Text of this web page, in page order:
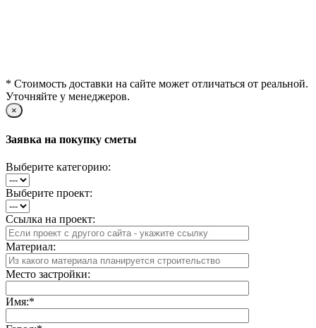
* Стоимость доставки на сайте может отличаться от реальной.
Уточняйте у менеджеров.
×
Заявка на покупку сметы
Выберите категорию:
Выберите проект:
Ссылка на проект:
Материал:
Место застройки:
Имя:*